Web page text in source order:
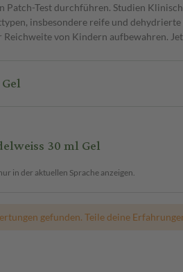
Test durchführen. Studien
insbesondere reife und
von Kindern aufbewahren.
30 ml Gel
in der aktuellen Sprache anzeigen.
gefunden. Teile deine